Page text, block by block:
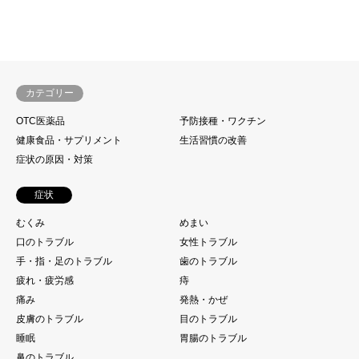
カテゴリー
OTC医薬品
予防接種・ワクチン
健康食品・サプリメント
生活習慣の改善
症状の原因・対策
症状
むくみ
めまい
口のトラブル
女性トラブル
手・指・足のトラブル
歯のトラブル
疲れ・疲労感
痔
痛み
発熱・かぜ
皮膚のトラブル
目のトラブル
睡眠
胃腸のトラブル